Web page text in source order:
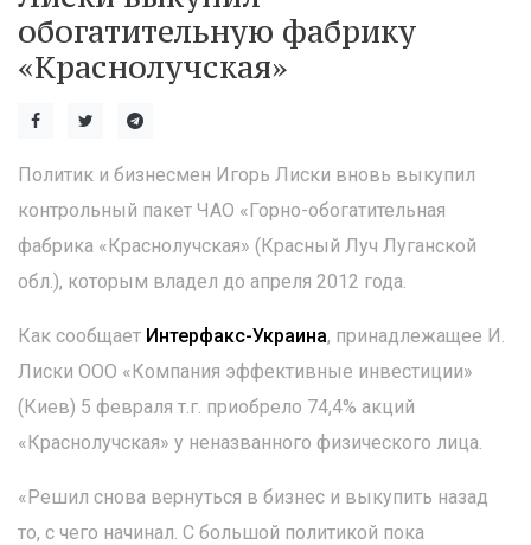
обогатительную фабрику
«Краснолучская»
Политик и бизнесмен Игорь Лиски вновь выкупил
контрольный пакет ЧАО «Горно-обогатительная
фабрика «Краснолучская» (Красный Луч Луганской
обл.), которым владел до апреля 2012 года.
Как сообщает Интерфакс-Украина, принадлежащее И.
Лиски ООО «Компания эффективные инвестиции»
(Киев) 5 февраля т.г. приобрело 74,4% акций
«Краснолучская» у неназванного физического лица.
«Решил снова вернуться в бизнес и выкупить назад
то, с чего начинал. С большой политикой пока